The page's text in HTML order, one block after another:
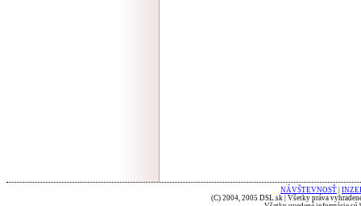
NÁVŠTEVNOSŤ
(C) 2004, 2005 DSL.sk | Všetky práva